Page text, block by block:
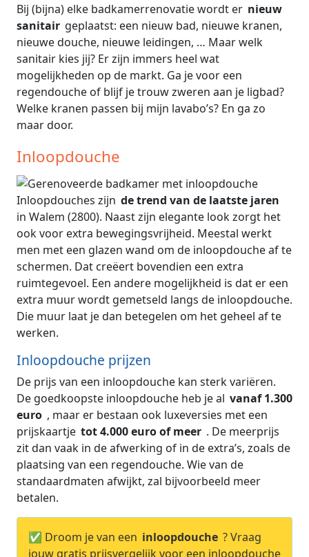
Bij (bijna) elke badkamerrenovatie wordt er nieuw
sanitair geplaatst: een nieuw bad, nieuwe kranen,
nieuwe douche, nieuwe leidingen, … Maar welk
sanitair kies jij? Er zijn immers heel wat
mogelijkheden op de markt. Ga je voor een
regendouche of blijf je trouw zweren aan je ligbad?
Welke kranen passen bij mijn lavabo’s? En ga zo
maar door.
Inloopdouche
Inloopdouches zijn de trend van de laatste jaren
in Walem (2800). Naast zijn elegante look zorgt het
ook voor extra bewegingsvrijheid. Meestal werkt
men met een glazen wand om de inloopdouche af te
schermen. Dat creëert bovendien een extra
ruimtegevoel. Een andere mogelijkheid is dat er een
extra muur wordt gemetseld langs de inloopdouche.
Die muur laat je dan betegelen om het geheel af te
werken.
Inloopdouche prijzen
De prijs van een inloopdouche kan sterk variëren.
De goedkoopste inloopdouche heb je al vanaf 1.300
euro , maar er bestaan ook luxeversies met een
prijskaartje tot 4.000 euro of meer . De meerprijs
zit dan vaak in de afwerking of in de extra’s, zoals de
plaatsing van een regendouche. Wie van de
standaardmaten afwijkt, zal bijvoorbeeld meer
betalen.
✅ Droom je van een inloopdouche ? Vraag
jouw gratis prijsvergelijk voor een inloopdouche